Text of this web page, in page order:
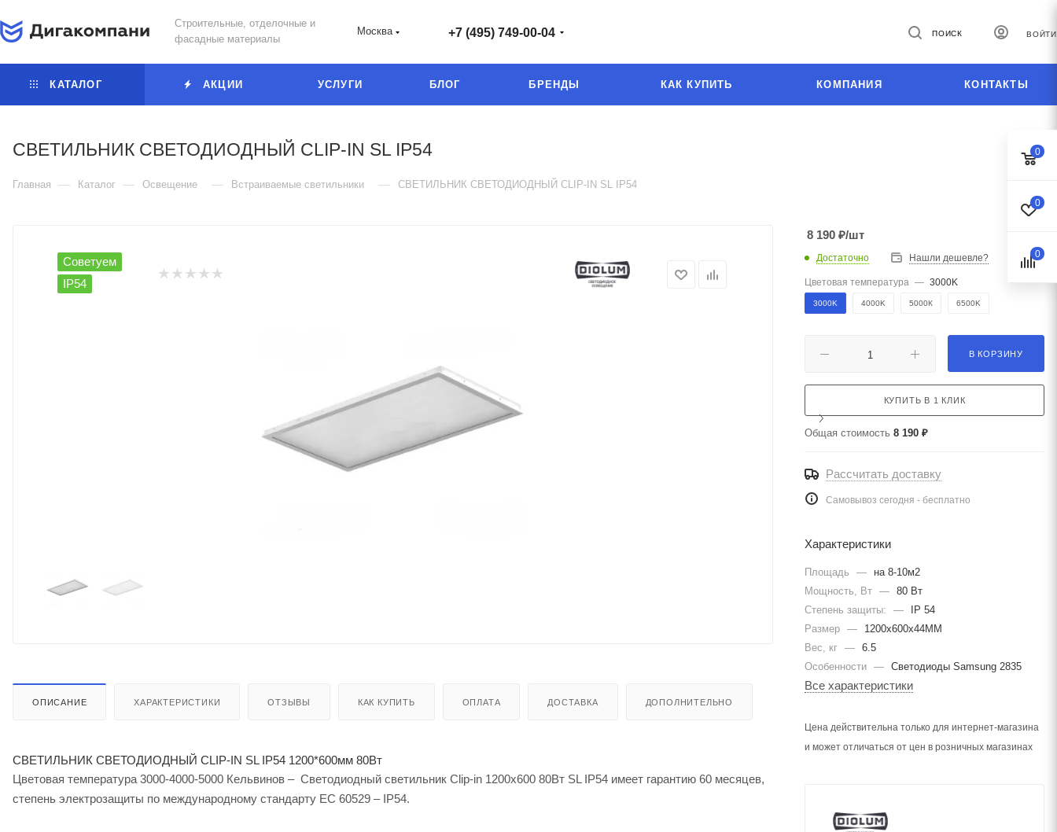
Строительные, отделочные и
фасадные материалы
Москва +7 (495) 749-00-04 ПОИСК ВОЙТИ
КАТАЛОГ АКЦИИ УСЛУГИ БЛОГ БРЕНДЫ КАК КУПИТЬ КОМПАНИЯ КОНТАКТЫ
СВЕТИЛЬНИК СВЕТОДИОДНЫЙ CLIP-IN SL IP54
Главная — Каталог — Освещение — Встраиваемые светильники — СВЕТИЛЬНИК СВЕТОДИОДНЫЙ CLIP-IN SL IP54
Советуем
IP54
ОПИСАНИЕ ХАРАКТЕРИСТИКИ ОТЗЫВЫ КАК КУПИТЬ ОПЛАТА ДОСТАВКА ДОПОЛНИТЕЛЬНО
СВЕТИЛЬНИК СВЕТОДИОДНЫЙ CLIP-IN SL IP54 1200*600мм 80Вт
Цветовая температура 3000-4000-5000 Кельвинов – Светодиодный светильник Clip-in 1200х600 80Вт SL IP54 имеет гарантию 60 месяцев,
степень электрозащиты по международному стандарту ЕС 60529 – IP54.
8 190 ₽/шт
Достаточно Нашли дешевле?
Цветовая температура — 3000K
3000K 4000K 5000К 6500K
В КОРЗИНУ
КУПИТЬ В 1 КЛИК
Общая стоимость 8 190 ₽
Рассчитать доставку
Самовывоз сегодня - бесплатно
Характеристики
Площадь —
на 8-10м2
Мощность, Вт — 80 Вт
Степень защиты:
—
IP 54
Размер —
1200х600х44ММ
Вес, кг — 6.5
Особенности — Светодиоды Samsung 2835
Все характеристики
Цена действительна только для интернет-магазина
и может отличаться от цен в розничных магазинах
0
0
0